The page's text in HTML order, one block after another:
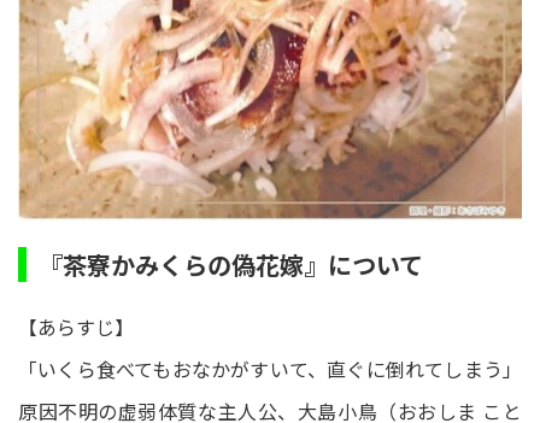
『茶寮かみくらの偽花嫁』について
【あらすじ】
「いくら食べてもおなかがすいて、直ぐに倒れてしまう」
原因不明の虚弱体質な主人公、大島小鳥（おおしま こと